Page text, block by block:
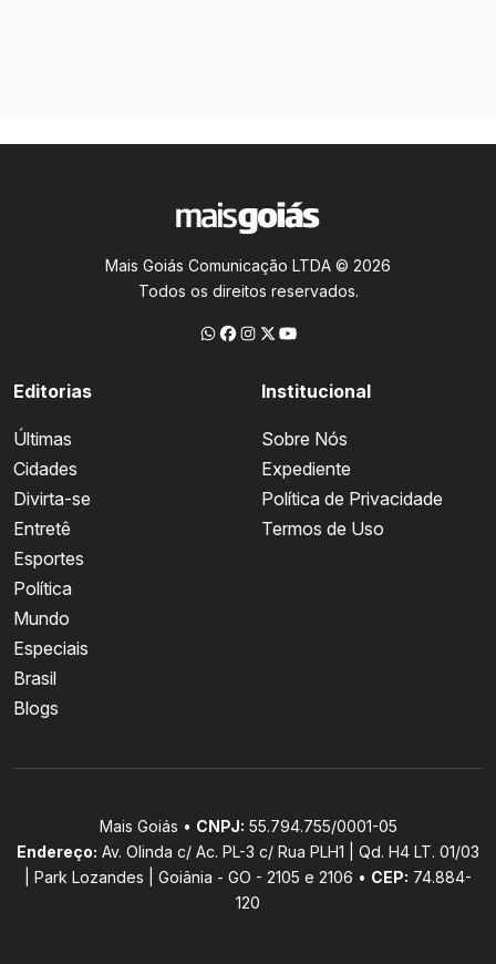
Mais Goiás Comunicação LTDA © 2026
Todos os direitos reservados.
Editorias
Últimas
Cidades
Divirta-se
Entretê
Esportes
Política
Mundo
Especiais
Brasil
Blogs
Institucional
Sobre Nós
Expediente
Política de Privacidade
Termos de Uso
Mais Goiás • CNPJ: 55.794.755/0001-05
Endereço: Av. Olinda c/ Ac. PL-3 c/ Rua PLH1 | Qd. H4 LT. 01/03
| Park Lozandes | Goiânia - GO - 2105 e 2106 • CEP: 74.884-
120